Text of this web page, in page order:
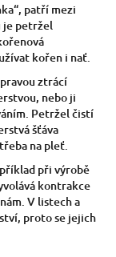
patří mezi
je petržel
kořen i nať.
ztrácí
nebo ji
Petržel čistí
šťáva
na pleť.
při výrobě
kontrakce
V listech a
proto se jejich